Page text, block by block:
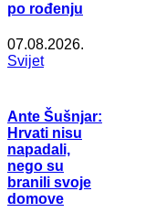
po rođenju
07.08.2026.
Svijet
Ante Šušnjar:
Hrvati nisu
napadali,
nego su
branili svoje
domove